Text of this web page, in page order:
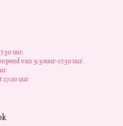
uur.
van 9.30uur-17.30 uur.
uur